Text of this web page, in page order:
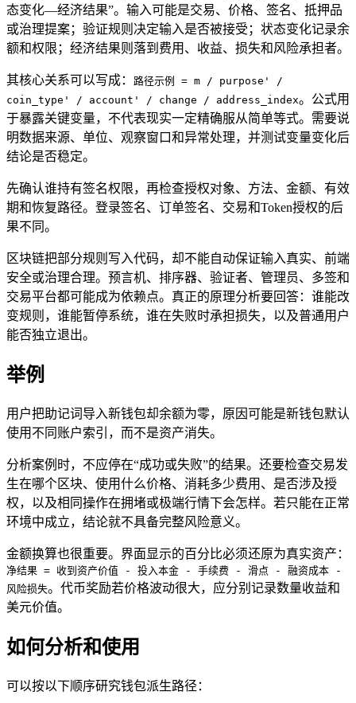
态变化—经济结果”。输入可能是交易、价格、签名、抵押品
或治理提案；验证规则决定输入是否被接受；状态变化记录余
额和权限；经济结果则落到费用、收益、损失和风险承担者。
其核心关系可以写成：
路径示例 = m / purpose' /
coin_type' / account' / change / address_index。公式用
于暴露关键变量，不代表现实一定精确服从简单等式。需要说
明数据来源、单位、观察窗口和异常处理，并测试变量变化后
结论是否稳定。
先确认谁持有签名权限，再检查授权对象、方法、金额、有效
期和恢复路径。登录签名、订单签名、交易和Token授权的后
果不同。
区块链把部分规则写入代码，却不能自动保证输入真实、前端
安全或治理合理。预言机、排序器、验证者、管理员、多签和
交易平台都可能成为依赖点。真正的原理分析要回答：谁能改
变规则，谁能暂停系统，谁在失败时承担损失，以及普通用户
能否独立退出。
举例
用户把助记词导入新钱包却余额为零，原因可能是新钱包默认
使用不同账户索引，而不是资产消失。
分析案例时，不应停在“成功或失败”的结果。还要检查交易发
生在哪个区块、使用什么价格、消耗多少费用、是否涉及授
权，以及相同操作在拥堵或极端行情下会怎样。若只能在正常
环境中成立，结论就不具备完整风险意义。
金额换算也很重要。界面显示的百分比必须还原为真实资产：
净结果 = 收到资产价值 - 投入本金 - 手续费 - 滑点 - 融资成本 -
风险损失。代币奖励若价格波动很大，应分别记录数量收益和
美元价值。
如何分析和使用
可以按以下顺序研究钱包派生路径：